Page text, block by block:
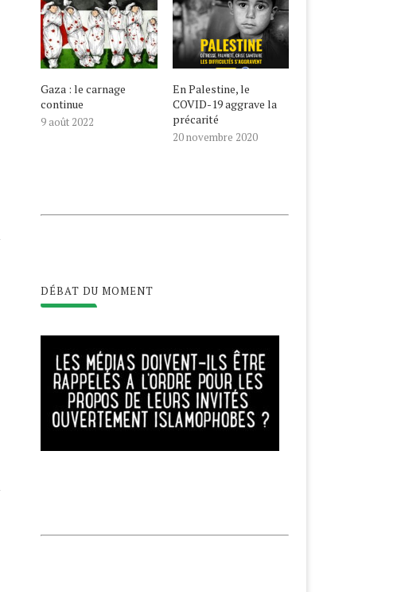
Gaza : le carnage
continue
9 août 2022
En Palestine, le
COVID-19 aggrave la
précarité
20 novembre 2020
DÉBAT DU MOMENT